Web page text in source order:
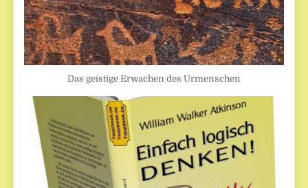
Das geistige Erwachen des Urmenschen